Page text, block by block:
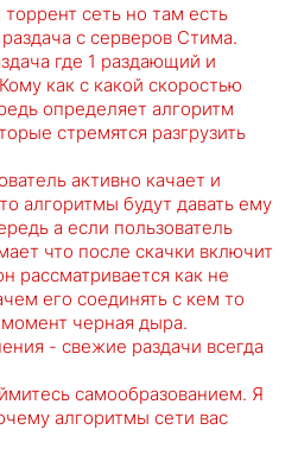
сеть но там есть
с серверов Стима.
где 1 раздающий и
как с какой скоростью
определяет алгоритм
стремятся разгрузить
активно качает и
алгоритмы будут давать ему
а если пользователь
что после скачки включит
рассматривается как не
его соединять с кем то
черная дыра.
- свежие раздачи всегда
самообразованием. Я
алгоритмы сети вас